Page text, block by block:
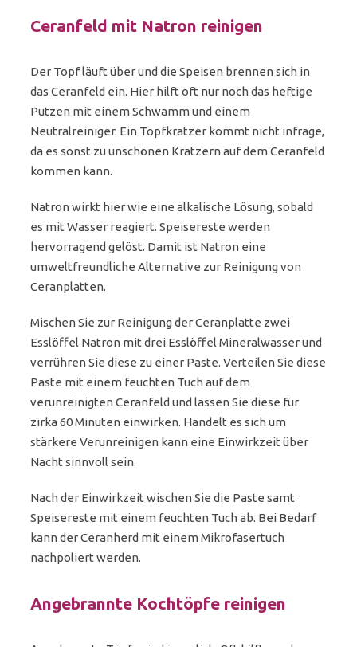
Ceranfeld mit Natron reinigen
Der Topf läuft über und die Speisen brennen sich in
das Ceranfeld ein. Hier hilft oft nur noch das heftige
Putzen mit einem Schwamm und einem
Neutralreiniger. Ein Topfkratzer kommt nicht infrage,
da es sonst zu unschönen Kratzern auf dem Ceranfeld
kommen kann.
Natron wirkt hier wie eine alkalische Lösung, sobald
es mit Wasser reagiert. Speisereste werden
hervorragend gelöst. Damit ist Natron eine
umweltfreundliche Alternative zur Reinigung von
Ceranplatten.
Mischen Sie zur Reinigung der Ceranplatte zwei
Esslöffel Natron mit drei Esslöffel Mineralwasser und
verrühren Sie diese zu einer Paste. Verteilen Sie diese
Paste mit einem feuchten Tuch auf dem
verunreinigten Ceranfeld und lassen Sie diese für
zirka 60 Minuten einwirken. Handelt es sich um
stärkere Verunreinigen kann eine Einwirkzeit über
Nacht sinnvoll sein.
Nach der Einwirkzeit wischen Sie die Paste samt
Speisereste mit einem feuchten Tuch ab. Bei Bedarf
kann der Ceranherd mit einem Mikrofasertuch
nachpoliert werden.
Angebrannte Kochtöpfe reinigen